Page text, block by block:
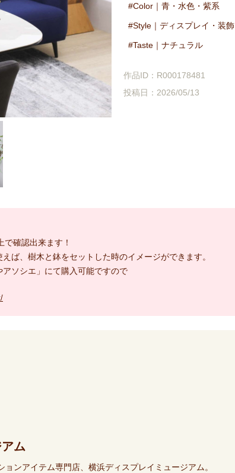
Color｜青・水色・紫系
Style｜ディスプレイ・装飾
Taste｜ナチュラル
作品ID：R000178481
投稿日：2026/05/13
で確認出来ます！
ば、樹木と鉢をセットした時のイメージができます。
ソシエ」にて購入可能ですので
ム
ンアイテム専門店、横浜ディスプレイミュージアム。